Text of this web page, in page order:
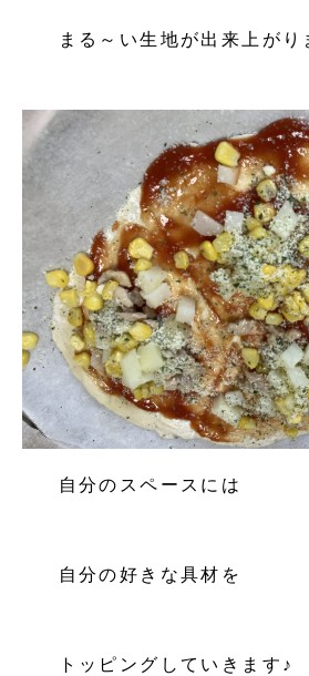
まる～い生地が出来上がり
自分のスペースには
自分の好きな具材を
トッピングしていきます♪